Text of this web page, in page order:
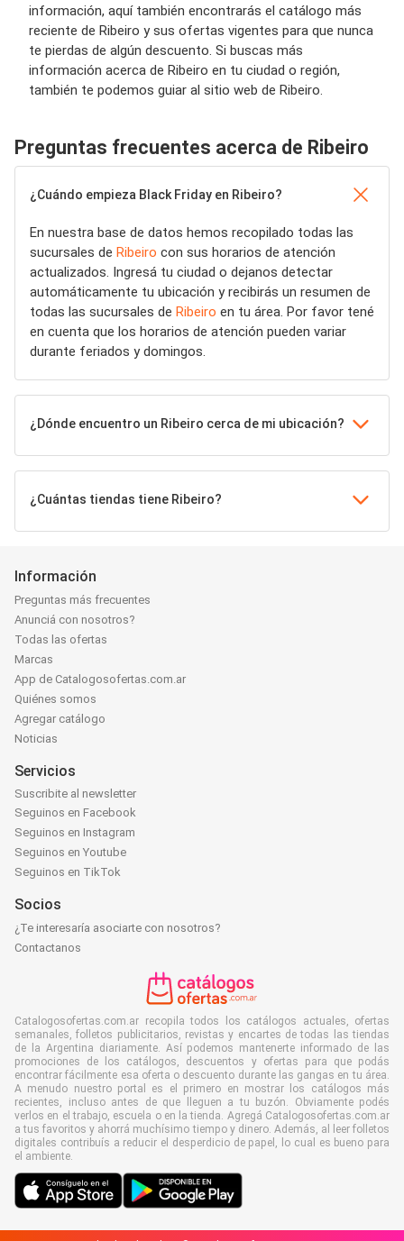
información, aquí también encontrarás el catálogo más
reciente de Ribeiro y sus ofertas vigentes para que nunca
te pierdas de algún descuento. Si buscas más
información acerca de Ribeiro en tu ciudad o región,
también te podemos guiar al sitio web de Ribeiro.
Preguntas frecuentes acerca de Ribeiro
¿Cuándo empieza Black Friday en Ribeiro?
En nuestra base de datos hemos recopilado todas las
sucursales de Ribeiro con sus horarios de atención
actualizados. Ingresá tu ciudad o dejanos detectar
automáticamente tu ubicación y recibirás un resumen de
todas las sucursales de Ribeiro en tu área. Por favor tené
en cuenta que los horarios de atención pueden variar
durante feriados y domingos.
¿Dónde encuentro un Ribeiro cerca de mi ubicación?
¿Cuántas tiendas tiene Ribeiro?
Información
Preguntas más frecuentes
Anunciá con nosotros?
Todas las ofertas
Marcas
App de Catalogosofertas.com.ar
Quiénes somos
Agregar catálogo
Noticias
Servicios
Suscribite al newsletter
Seguinos en Facebook
Seguinos en Instagram
Seguinos en Youtube
Seguinos en TikTok
Socios
¿Te interesaría asociarte con nosotros?
Contactanos
Catalogosofertas.com.ar recopila todos los catálogos actuales, ofertas
semanales, folletos publicitarios, revistas y encartes de todas las tiendas
de la Argentina diariamente. Así podemos mantenerte informado de las
promociones de los catálogos, descuentos y ofertas para que podás
encontrar fácilmente esa oferta o descuento durante las gangas en tu área.
A menudo nuestro portal es el primero en mostrar los catálogos más
recientes, incluso antes de que lleguen a tu buzón. Obviamente podés
verlos en el trabajo, escuela o en la tienda. Agregá Catalogosofertas.com.ar
a tus favoritos y ahorrá muchísimo tiempo y dinero. Además, al leer folletos
digitales contribuís a reducir el desperdicio de papel, lo cual es bueno para
el ambiente.